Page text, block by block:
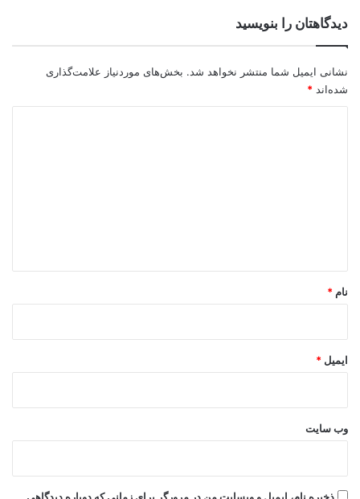
دیدگاهتان را بنویسید
نشانی ایمیل شما منتشر نخواهد شد. بخش‌های موردنیاز علامت‌گذاری
شده‌اند *
نام *
ایمیل *
وب‌ سایت